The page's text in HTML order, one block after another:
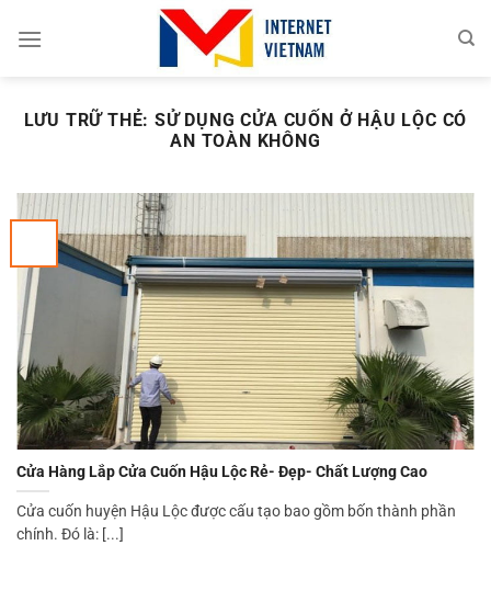
đến
LƯU TRỮ THẺ:SỬ DỤNG CỬA CUỐN Ở HẬU LỘC CÓ
AN TOÀN KHÔNG
Cửa Hàng Lắp Cửa Cuốn Hậu Lộc Rẻ- Đẹp- Chất Lượng Cao
Cửa cuốn huyện Hậu Lộc được cấu tạo bao gồm bốn thành phần
chính. Đó là: [...]